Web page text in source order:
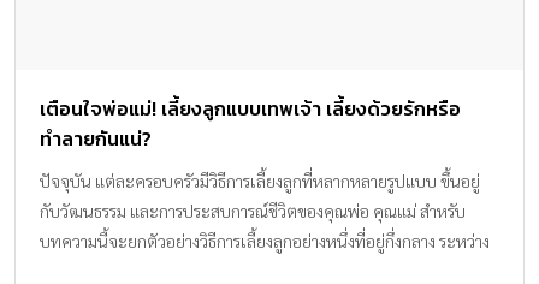
เตือนใจพ่อแม่! เลี้ยงลูกแบบเทพเจ้า เลี้ยงด้วยรักหรือ
ทำลายกันแน่?
ปัจจุบัน แต่ละครอบครัวมีวิธีการเลี้ยงลูกที่หลากหลายรูปแบบ ขึ้นอยู่
กับวัฒนธรรม และการประสบการณ์ชีวิตของคุณพ่อ คุณแม่ สำหรับ
บทความนี้จะยกตัวอย่างวิธีการเลี้ยงลูกอย่างหนึ่งที่อยู่กึ่งกลาง ระหว่าง